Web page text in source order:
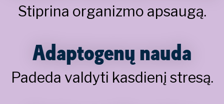
Stiprina organizmo apsaugą.
Adaptogenų nauda
Padeda valdyti kasdienį stresą.